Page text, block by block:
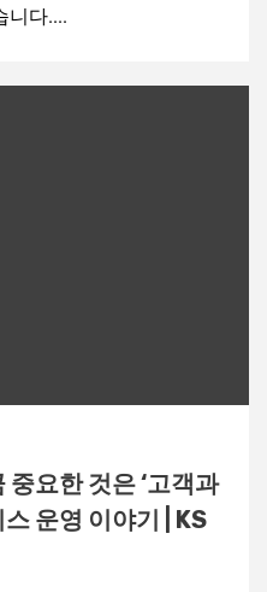
니다....
요한 것은 ‘고객과
운영 이야기 | KS